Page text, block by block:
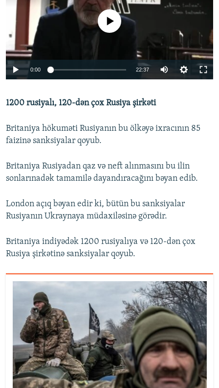
720p
No media source currently available
0:00 22:37
1200 rusiyalı, 120-dən çox Rusiya şirkəti
Britaniya hökuməti Rusiyanın bu ölkəyə ixracının 85
faizinə sanksiyalar qoyub.
Britaniya Rusiyadan qaz və neft alınmasını bu ilin
sonlarınadək tamamilə dayandıracağını bəyan edib.
London açıq bəyan edir ki, bütün bu sanksiyalar
Rusiyanın Ukraynaya müdaxiləsinə görədir.
Britaniya indiyədək 1200 rusiyalıya və 120-dən çox
Rusiya şirkətinə sanksiyalar qoyub.